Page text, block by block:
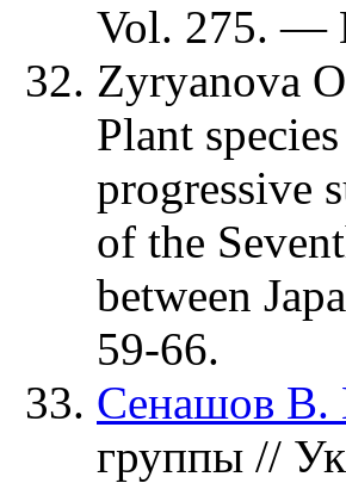
Vol. 275. —
Zyryanova
Plant
progressive
of the
between
59-66.
Сенашов В.
группы //